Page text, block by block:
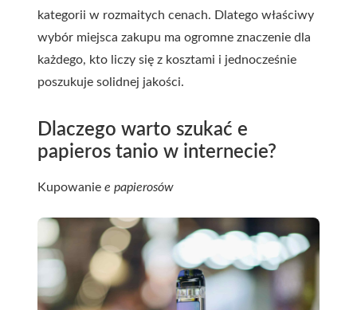
kategorii w rozmaitych cenach. Dlatego właściwy
wybór miejsca zakupu ma ogromne znaczenie dla
każdego, kto liczy się z kosztami i jednocześnie
poszukuje solidnej jakości.
Dlaczego warto szukać e
papieros tanio w internecie?
Kupowanie e papierosów